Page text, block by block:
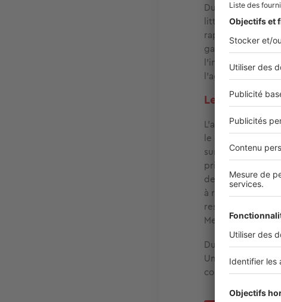
Dunkerque se
littoral vers
rapidement la
gare de
l’intérieur de la
l’agglomération
Les quartiers
L’ancien village
le quartier le
surnommées les
prix ces
des acheteurs
à rechercher à
reste la solution
Mer.
Dunkerque a la
Un achat
complexe, à